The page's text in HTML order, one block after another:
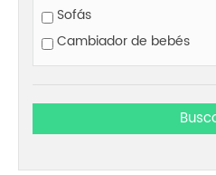
Sofás
Cambiador de bebés